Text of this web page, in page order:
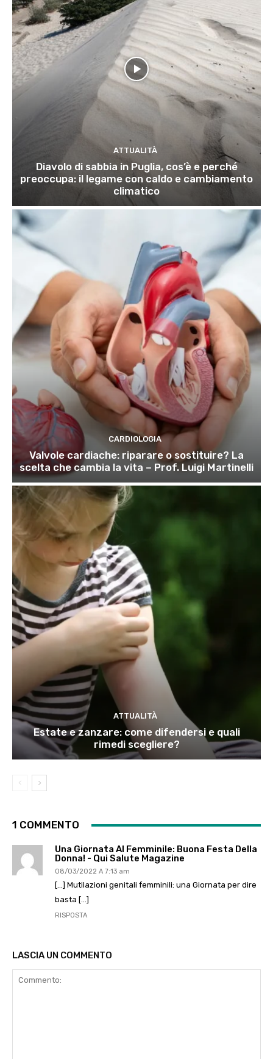
ATTUALITÀ
Diavolo di sabbia in Puglia, cos’è e perché
preoccupa: il legame con caldo e cambiamento
climatico
CARDIOLOGIA
Valvole cardiache: riparare o sostituire? La
scelta che cambia la vita – Prof. Luigi Martinelli
ATTUALITÀ
Estate e zanzare: come difendersi e quali
rimedi scegliere?
1 COMMENTO
Una Giornata Al Femminile: Buona Festa Della
Donna! - Qui Salute Magazine
08/03/2022 A 7:13 am
[…] Mutilazioni genitali femminili: una Giornata per dire
basta […]
RISPOSTA
LASCIA UN COMMENTO